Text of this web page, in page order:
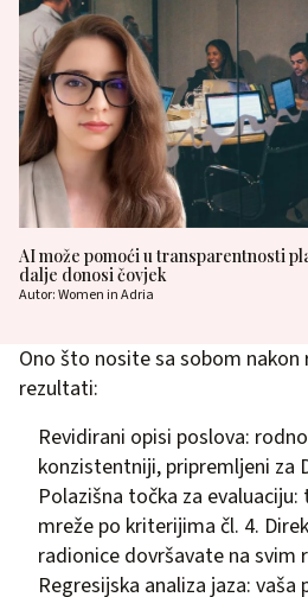
AI može pomoći u transparentnosti
dalje donosi čovjek
Autor: Women in Adria
Ono što nosite sa sobom nakon
rezultati:
Revidirani opisi poslova:
konzistentniji, pripremljeni za
Polazišna točka za
mreže po kriterijima čl. 4.
radionice dovršavate na svim
Regresijska analiza jaza: vaša